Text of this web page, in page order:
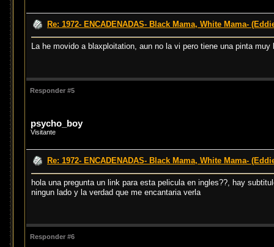
Re: 1972- ENCADENADAS- Black Mama, White Mama-
La he movido a blaxploitation, aun no la vi pero tiene una pinta muy
Responder #5
psycho_boy
Visitante
Re: 1972- ENCADENADAS- Black Mama, White Mama-
hola una pregunta un link para esta pelicula en ingles??, hay
ningun lado y la verdad que me encantaria verla
Responder #6